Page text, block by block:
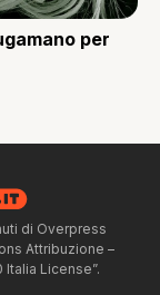
per
di Overpress
Attribuzione –
License”.